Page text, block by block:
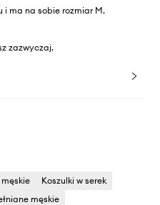
i ma na sobie rozmiar M.
zazwyczaj.
męskie
Koszulki w serek
męskie